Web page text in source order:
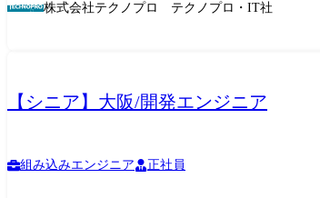
株式会社テクノプロ テクノプロ・IT社
【シニア】大阪/開発エンジニア
組み込みエンジニア 正社員